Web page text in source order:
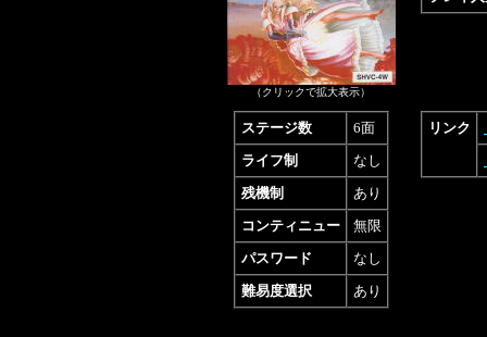
（クリックで拡大表示）
ステージ数
6面
ライフ制
なし
残機制
あり
コンティニュー
無限
パスワード
なし
難易度選択
あり
リンク